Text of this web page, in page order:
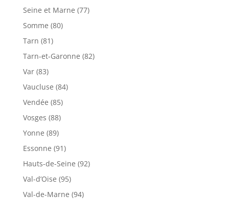
Seine et Marne (77)
Somme (80)
Tarn (81)
Tarn-et-Garonne (82)
Var (83)
Vaucluse (84)
Vendée (85)
Vosges (88)
Yonne (89)
Essonne (91)
Hauts-de-Seine (92)
Val-d’Oise (95)
Val-de-Marne (94)